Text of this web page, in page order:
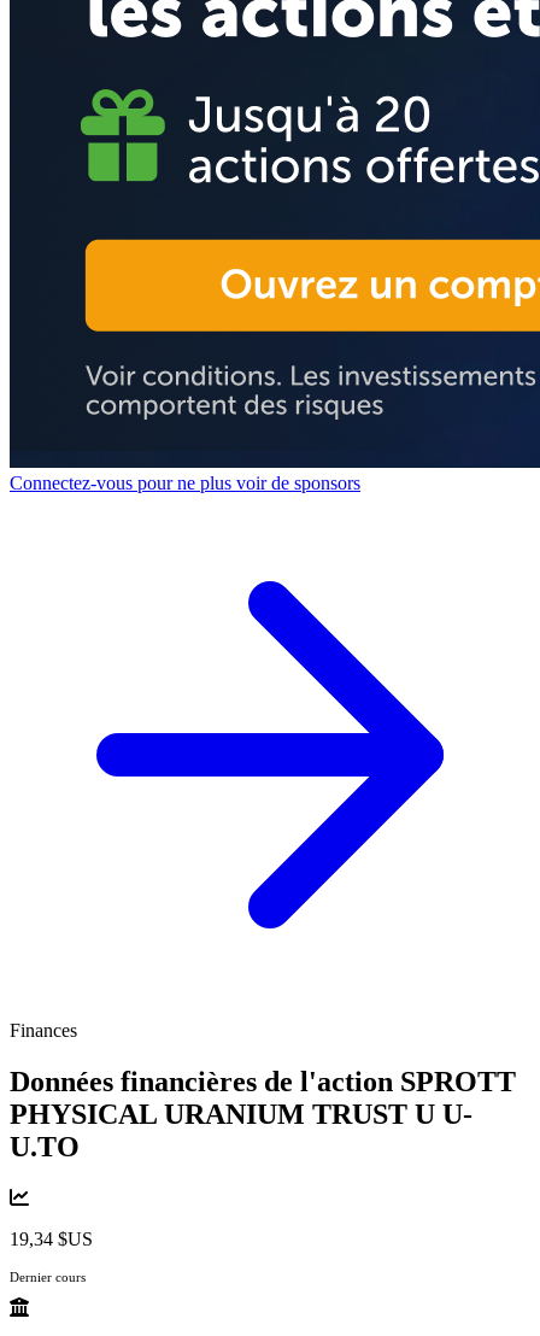
Connectez-vous pour ne plus voir de sponsors
Finances
Données financières de l'action SPROTT
PHYSICAL URANIUM TRUST U U-
U.TO
19,34 $US
Dernier cours